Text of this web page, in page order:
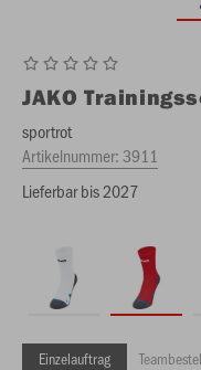
JAKO
sportrot
Artikelnummer:3911
Lieferbar bis 2027
Einzelauftrag